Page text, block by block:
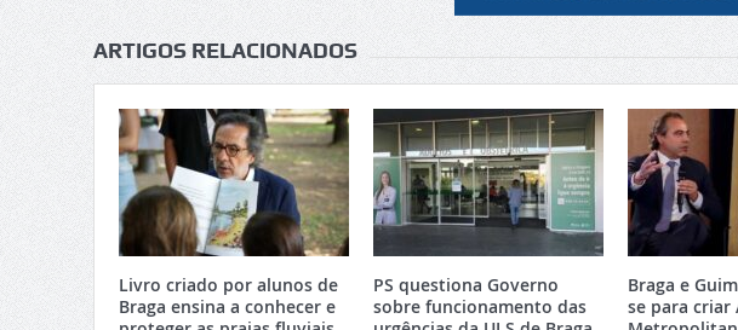
ARTIGOS RELACIONADOS
Livro criado por alunos de
Braga ensina a conhecer e
PS questiona Governo
sobre funcionamento das
Braga e
se para criar